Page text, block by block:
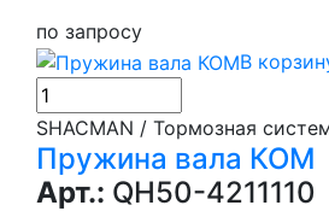
по запросу
В
SHACMAN / Тормозная
Пружина вала КОМ
Арт.: QH50-4211110